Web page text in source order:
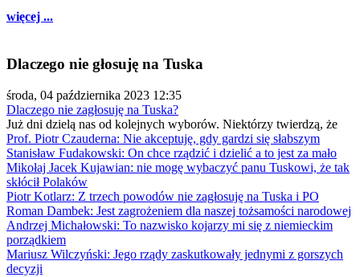
więcej ...
Dlaczego nie głosuję na Tuska
środa, 04 października 2023 12:35
Dlaczego nie zagłosuję na Tuska?
Już dni dzielą nas od kolejnych wyborów. Niektórzy twierdzą, że
Prof. Piotr Czauderna: Nie akceptuję, gdy gardzi się słabszym
Stanisław Fudakowski: On chce rządzić i dzielić a to jest za mało
Mikołaj Jacek Kujawian: nie mogę wybaczyć panu Tuskowi, że tak
skłócił Polaków
Piotr Kotlarz: Z trzech powodów nie zagłosuję na Tuska i PO
Roman Dambek: Jest zagrożeniem dla naszej tożsamości narodowej
Andrzej Michałowski: To nazwisko kojarzy mi się z niemieckim
porządkiem
Mariusz Wilczyński: Jego rządy zaskutkowały jednymi z gorszych
decyzji